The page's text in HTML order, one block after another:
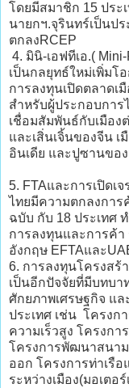
โดยมีสมาชิก 15 ประ
นายกฯ.จุรินทร์เป็นป
ตกลงRCEP
4. มินิ-เอฟทีเอ.(
เป็นกลยุทธ์ใหม่เพิ่มโ
การลงทุนเปิดตลาดเ
สำหรับผู้ประกอบกา
เชื่อมสัมพันธ์กับเมือง
และเสิ่นเจิ้นของจีน
อินเดีย และปูซานขอ
5. FTAและการเปิดเ
ไทยมีความตกลงการ
ฉบับ กับ 18 ประเทศ
การลงทุนและการค้า
อังกฤษ EFTAและ
6. การลงทุนโครงส
เป็นอีกปัจจัยที่มีบทบ
ศักยภาพเศรษฐกิจ แ
ประเทศ เช่น โครงก
ความเร็วสูง โครงก
โครงการพัฒนาสนา
ออก โครงการท่าเรื
ระหว่างเมือง(มอเตอร์